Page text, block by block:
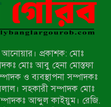
খাস জমির রাস্তা দখল,
দুর্ভোগ; ইউএনওর হস্তক্ষেপ
পানিতে ডুবে নন্দীগ্রামের
মৃত্যু
আনোয়ার। প্রকাশক: মোঃ
মোঃ আবু হেনা মোস্তফা
ও ব্যবস্থাপনা সম্পাদকঃ
সহকারী সম্পাদক মোঃ
আব্দুল কাইয়ুম। রেজি.